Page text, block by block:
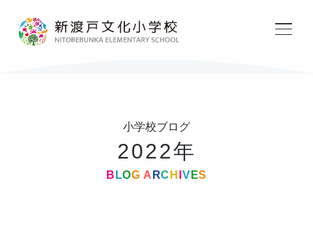
学校紹介
小学校ブログ
2022年
B LOG A RC H V ES